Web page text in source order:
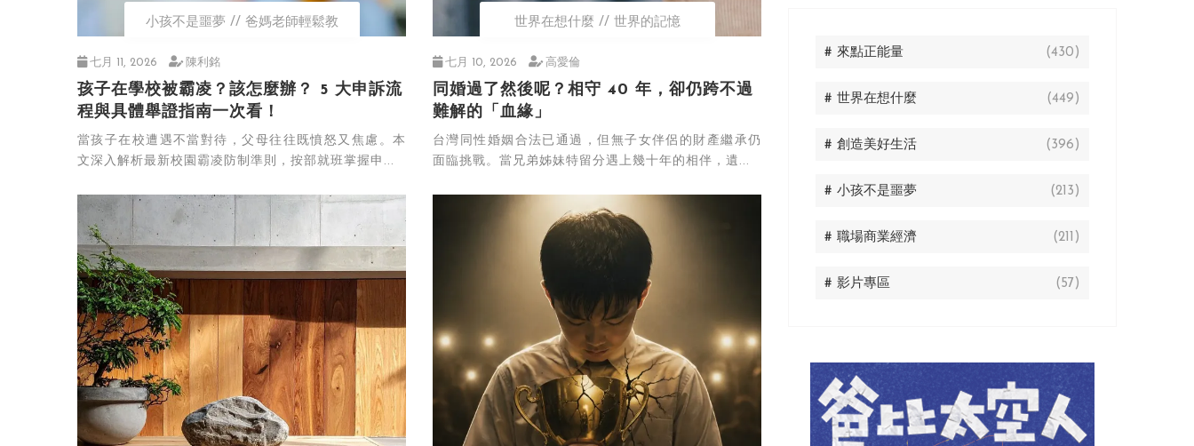
小孩不是噩夢 爸媽老師輕鬆教
七月 11, 2026 陳利銘
孩子在學校被霸凌？該怎麼辦？ 5 大申訴流
程與具體舉證指南一次看！
當孩子在校遭遇不當對待，父母往往既憤怒又焦慮。本
文深入解析最新校園霸凌防制準則，按部就班掌握申...
世界在想什麼 世界的記憶
七月 10, 2026 高愛倫
同婚過了然後呢？相守 40 年，卻仍跨不過
難解的「血緣」
台灣同性婚姻合法已通過，但無子女伴侶的財產繼承仍
面臨挑戰。當兄弟姊妹特留分遇上幾十年的相伴，遺...
# 來點正能量 (430)
# 世界在想什麼 (449)
# 創造美好生活 (396)
# 小孩不是噩夢 (213)
# 職場商業經濟 (211)
# 影片專區 (57)